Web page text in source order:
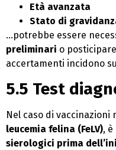
Età avanzata
Stato di
…potrebbe essere
preliminari o
accertamenti incidono
5.5 Test
Nel caso di
leucemia felina (FeLV),
sierologici prima